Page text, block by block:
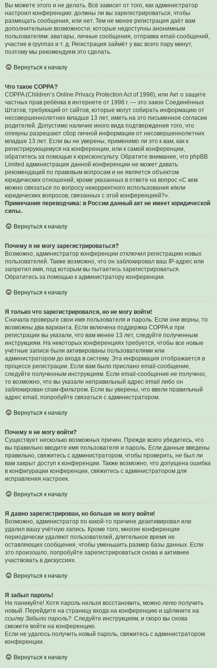
Вы можете этого и не делать. Всё зависит от того, как администратор
настроил конференцию: должны ли вы зарегистрироваться, чтобы
размещать сообщения, или нет. Тем не менее регистрация даёт вам
дополнительные возможности, которые недоступны анонимным
пользователям: аватары, личные сообщения, отправка email-сообщений,
участие в группах и т. д. Регистрация займёт у вас всего пару минут,
поэтому мы рекомендуем это сделать.
Вернуться к началу
Что такое COPPA?
COPPA (Children’s Online Privacy Protection Act of 1998), или Акт о защите
частных прав ребёнка в интернете от 1998 г. — это закон Соединённых
Штатов, требующий от сайтов, которые могут собирать информацию от
несовершеннолетних младше 13 лет, иметь на это письменное согласие
родителей. Допустимо наличие иного вида подтверждения того, что
опекуны разрешают сбор личной информации от несовершеннолетних
младше 13 лет. Если вы не уверены, применимо ли это к вам, как к
регистрирующемуся на конференции, или к самой конференции,
обратитесь за помощью к юрисконсульту. Обратите внимание, что phpBB
Limited администрация данной конференции не может давать
рекомендаций по правовым вопросам и не является объектом
юридических отношений, кроме указанных в ответе на вопрос «С кем
можно связаться по вопросу некорректного использования и/или
юридических вопросов, связанных с этой конференцией?».
Примечание переводчика: в России данный акт не имеет юридической
силы..
Вернуться к началу
Почему я не могу зарегистрироваться?
Возможно, администратор конференции отключил регистрацию новых
пользователей. Также возможно, что он заблокировал ваш IP-адрес или
запретил имя, под которым вы пытаетесь зарегистрироваться.
Обратитесь за помощью к администратору конференции.
Вернуться к началу
Я только что зарегистрировался, но не могу войти!
Сначала проверьте свои имя пользователя и пароль. Если они верны, то
возможны два варианта. Если включена поддержка COPPA и при
регистрации вы указали, что вам менее 13 лет, следуйте полученным
инструкциям. На некоторых конференциях требуется, чтобы все новые
учётные записи были активированы пользователями или
администратором до входа в систему. Эта информация отображается в
процессе регистрации. Если вам было прислано email-сообщение,
следуйте полученным инструкциям. Если email-сообщение не получено,
то возможно, что вы указали неправильный адрес email либо он
заблокирован спам-фильтром. Если вы уверены, что ввели правильный
адрес email, попробуйте связаться с администратором.
Вернуться к началу
Почему я не могу войти?
Существует несколько возможных причин. Прежде всего убедитесь, что
вы правильно вводите имя пользователя и пароль. Если данные введены
правильно, свяжитесь с администратором, чтобы проверить, не был ли
вам закрыт доступ к конференции. Также возможно, что допущена ошибка
в конфигурации конференции, свяжитесь с администратором для
исправления настроек.
Вернуться к началу
Я давно зарегистрирован, но больше не могу войти!
Возможно, администратор по какой-то причине деактивировал или
удалил вашу учётную запись. Кроме того, многие конференции
периодически удаляют пользователей, длительное время не
оставляющих сообщения, чтобы уменьшить размер базы данных. Если
это произошло, попробуйте зарегистрироваться снова и активнее
участвовать в дискуссиях.
Вернуться к началу
Я забыл пароль!
Не паникуйте! Хотя пароль нельзя восстановить, можно легко получить
новый. Перейдите на страницу входа на конференцию и щёлкните на
ссылку Забыли пароль?. Следуйте инструкциям, и скоро вы снова
сможете войти на конференцию.
Если не удалось получить новый пароль, свяжитесь с администратором
конференции.
Вернуться к началу